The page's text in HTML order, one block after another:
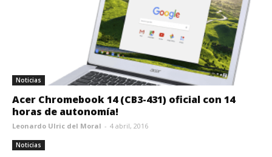
Noticias
Acer Chromebook 14 (CB3-431) oficial con 14
horas de autonomía!
Leonardo Ulric del Moral - 4 abril, 2016
Noticias